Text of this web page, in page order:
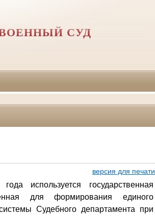
СУД
версия для печати
используется государственная
для формирования единого
Судебного департамента при